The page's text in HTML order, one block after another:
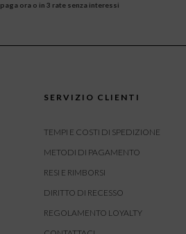
paga ora o in 3 rate senza interessi
SERVIZIO CLIENTI
TEMPI E COSTI DI SPEDIZIONE
METODI DI PAGAMENTO
RESI E RIMBORSI
DIRITTO DI RECESSO
REGOLAMENTO LOYALTY